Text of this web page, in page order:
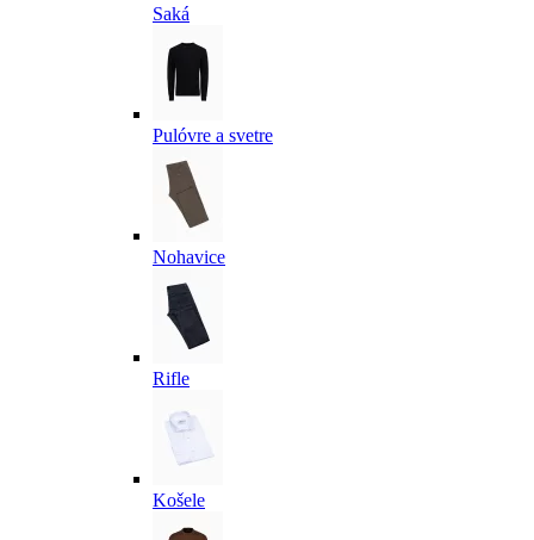
Saká
Pulóvre a svetre
Nohavice
Rifle
Košele